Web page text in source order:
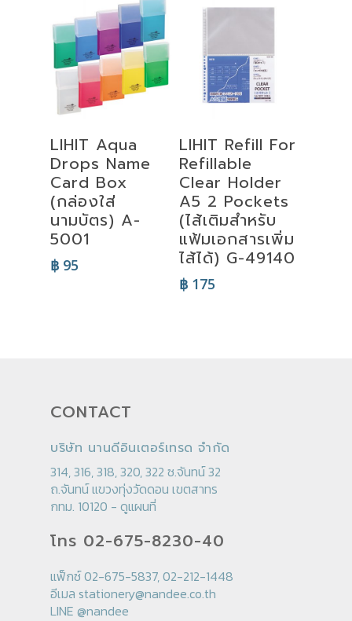
Select
Options
LIHIT Aqua
Drops Name
Card Box
(กล่องใส่
นามบัตร) A-
5001
฿ 95
Add To Cart
LIHIT Refill For
Refillable
Clear Holder
A5 2 Pockets
(ไส้เติมสำหรับ
แฟ้มเอกสารเพิ่ม
ไส้ได้) G-49140
฿175
CONTACT
บริษัท นานดีอินเตอร์เทรด จำกัด
314, 316, 318, 320, 322 ซ.จันทน์ 32
ถ.จันทน์ แขวงทุ่งวัดดอน เขตสาทร
กทม. 10120 - ดูแผนที่
โทร 02-675-8230-40
แฟ็กซ์ 02-675-5837, 02-212-1448
อีเมล stationery@nandee.co.th
LINE @nandee